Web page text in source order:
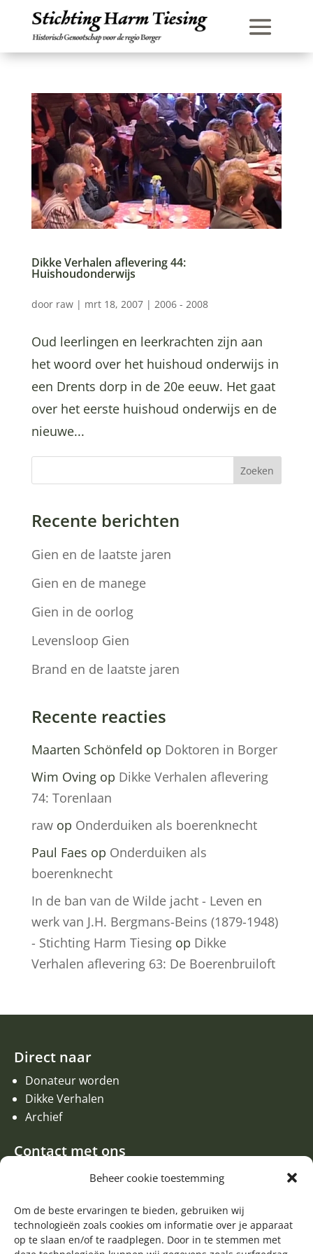
Beheer cookie toestemming
Om de beste ervaringen te bieden, gebruiken wij
technologieën zoals cookies om informatie over je apparaat
op te slaan en/of te raadplegen. Door in te stemmen met
Dikke Verhalen aflevering 44:
Huishoudonderwijs
door raw| mrt 18, 2007| 2006 - 2008
Oud leerlingen en leerkrachten zijn aan
het woord over het huishoud onderwijs in
een Drents dorp in de 20e eeuw. Het gaat
over het eerste huishoud onderwijs en de
nieuwe...
Zoeken
Recente berichten
Gien en de laatste jaren
Gien en de manege
Gien in de oorlog
Levensloop Gien
Brand en de laatste jaren
Recente reacties
Maarten Schönfeld op Doktoren in Borger
Wim Ovingop Dikke Verhalen aflevering
74: Torenlaan
rawop Onderduiken als boerenknecht
Paul Faes op Onderduiken als
boerenknecht
In de ban van de Wilde jacht - Leven en
werk van J.H. Bergmans-Beins (1879-1948)
- Stichting Harm Tiesingop Dikke
Verhalen aflevering 63: De Boerenbruiloft
Direct naar
Donateur worden
Dikke Verhalen
Archief
Contact met ons
Een aanvraag of oproep plaatsen
Contact met de redactie van de Zwerfsteen
Algemene informatie